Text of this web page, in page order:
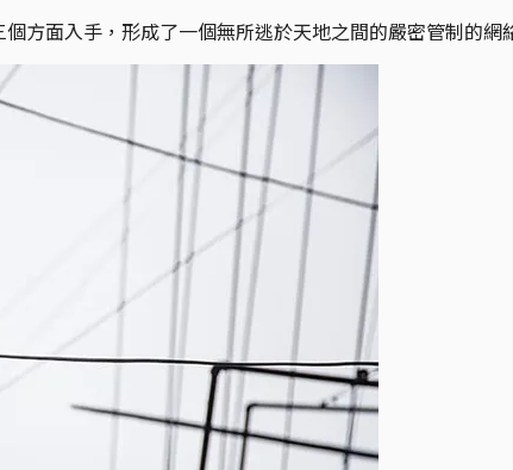
方面入手，形成了一個無所逃於天地之間的嚴密管制的網